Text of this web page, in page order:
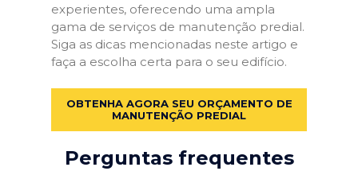
experientes, oferecendo uma ampla
gama de serviços de manutenção predial.
Siga as dicas mencionadas neste artigo e
faça a escolha certa para o seu edifício.
OBTENHA AGORA SEU ORÇAMENTO DE
MANUTENÇÃO PREDIAL
Perguntas frequentes